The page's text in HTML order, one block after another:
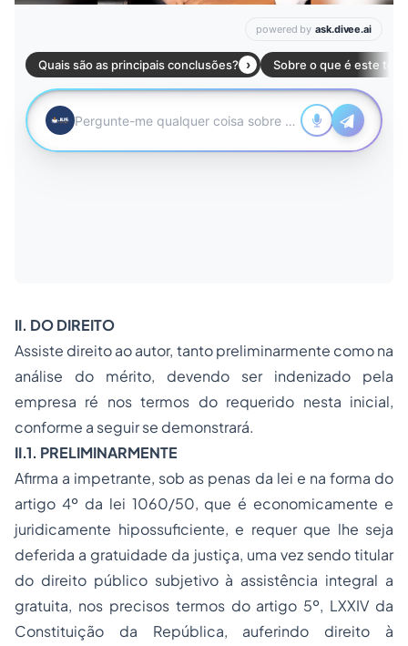
II. DO DIREITO
Assiste direito ao autor, tanto preliminarmente como na
análise do mérito, devendo ser indenizado pela
empresa ré nos termos do requerido nesta inicial,
conforme a seguir se demonstrará.
II.1. PRELIMINARMENTE
Afirma a impetrante, sob as penas da lei e na forma do
artigo 4º da lei 1060/50, que é economicamente e
juridicamente hipossuficiente, e requer que lhe seja
deferida a gratuidade da justiça, uma vez sendo titular
do direito público subjetivo à assistência integral a
gratuita, nos precisos termos do artigo 5º, LXXIV da
Constituição da República, auferindo direito à